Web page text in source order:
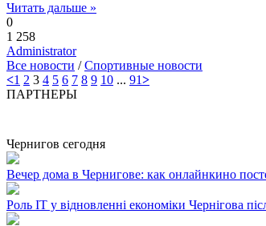
Читать дальше »
0
1 258
Administrator
Все новости /Спортивные новости
<1 2 3 4 5 6 7 8 9 10 ... 91>
ПАРТНЕРЫ
Чернигов сегодня
Вечер дома в Чернигове: как онлайнкино
Роль ІТ у відновленні економіки Чернігова